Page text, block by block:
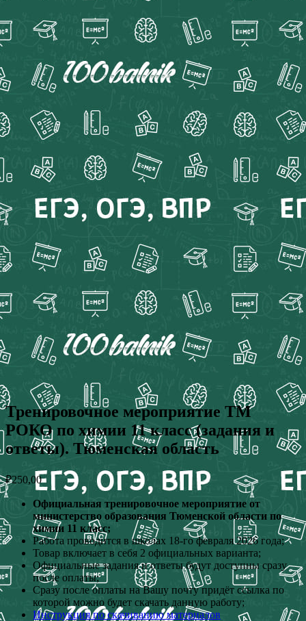
Тренировочное мероприятие ТМ
РОКО по химии 11 класс (задания и
ответы). Тюменская область
₽250,00
Официальная тренировочное мероприятие от
министерство образования Тюменской области по
химии 11 класс;
Работа проводится в школах 18-го февраля 2026 года;
Товар включает в себя 2 официальных варианта;
Официальные задания и ответы будут доступны сразу
после оплаты;
Сразу после оплаты на Вашу почту придёт ссылка по
которой можно будет скачать данную работу;
Инструкция по скачиванию материалов